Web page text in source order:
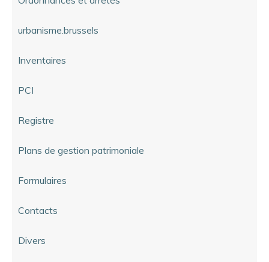
urbanisme.brussels
Inventaires
PCI
Registre
Plans de gestion patrimoniale
Formulaires
Contacts
Divers